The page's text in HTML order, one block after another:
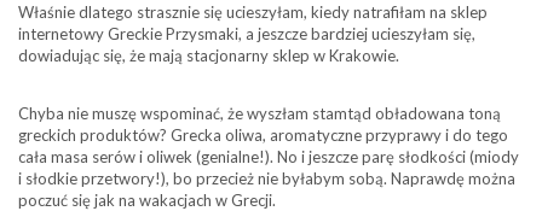
Właśnie dlatego strasznie się ucieszyłam, kiedy natrafiłam na sklep
internetowy Greckie Przysmaki, a jeszcze bardziej ucieszyłam się,
dowiadując się, że mają stacjonarny sklep w Krakowie.
Chyba nie muszę wspominać, że wyszłam stamtąd obładowana toną
greckich produktów? Grecka oliwa, aromatyczne przyprawy i do tego
cała masa serów i oliwek (genialne!). No i jeszcze parę słodkości (miody
i słodkie przetwory!), bo przecież nie byłabym sobą. Naprawdę można
poczuć się jak na wakacjach w Grecji.